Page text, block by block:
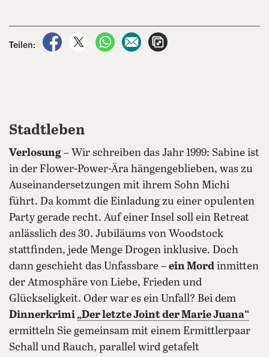
Teilen:
auf Facebook teilen
auf X teilenper WhatsApp teilen
per E-Mail teilen
Stadtleben
Verlosung – Wir schreiben das Jahr 1999: Sabine ist
in der Flower-Power-Ära hängengeblieben, was zu
Auseinandersetzungen mit ihrem Sohn Michi
führt. Da kommt die Einladung zu einer opulenten
Party gerade recht. Auf einer Insel soll ein Retreat
anlässlich des 30. Jubiläums von Woodstock
stattfinden, jede Menge Drogen inklusive. Doch
dann geschieht das Unfassbare – ein Mord inmitten
der Atmosphäre von Liebe, Frieden und
Glückseligkeit. Oder war es ein Unfall? Bei dem
Dinnerkrimi „Der letzte Joint der Marie Juana“
ermitteln Sie gemeinsam mit einem Ermittlerpaar
Schall und Rauch, parallel wird getafelt